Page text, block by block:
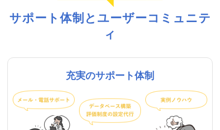
サポート体制とユーザーコミュニテ
ィ
充実のサポート体制